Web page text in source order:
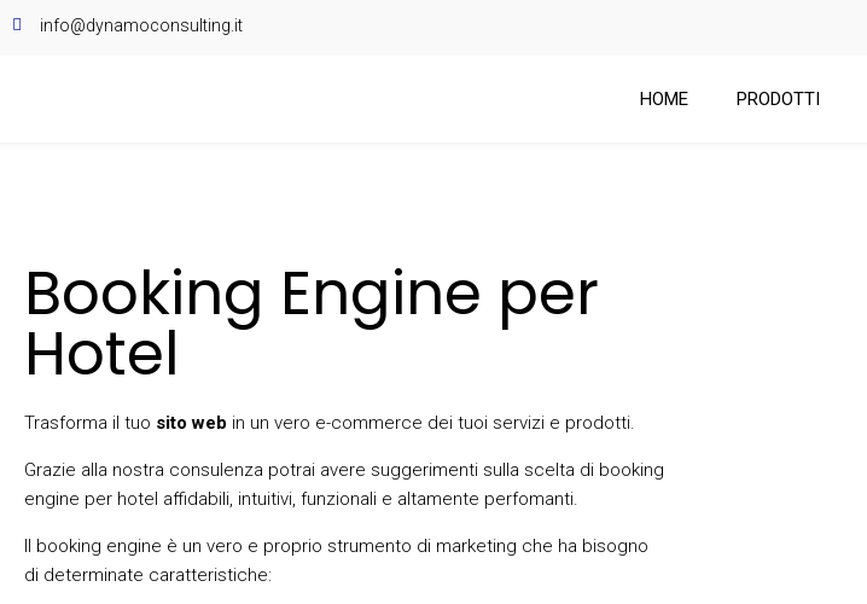
info@dynamoconsulting.it
HOME PRODOTTI
Booking Engine per
Hotel
Trasforma il tuo sito web in un vero e-commerce dei tuoi servizi e prodotti.
Grazie alla nostra consulenza potrai avere suggerimenti sulla scelta di booking
engine per hotel affidabili, intuitivi, funzionali e altamente perfomanti.
Il booking engine è un vero e proprio strumento di marketing che ha bisogno
di determinate caratteristiche: